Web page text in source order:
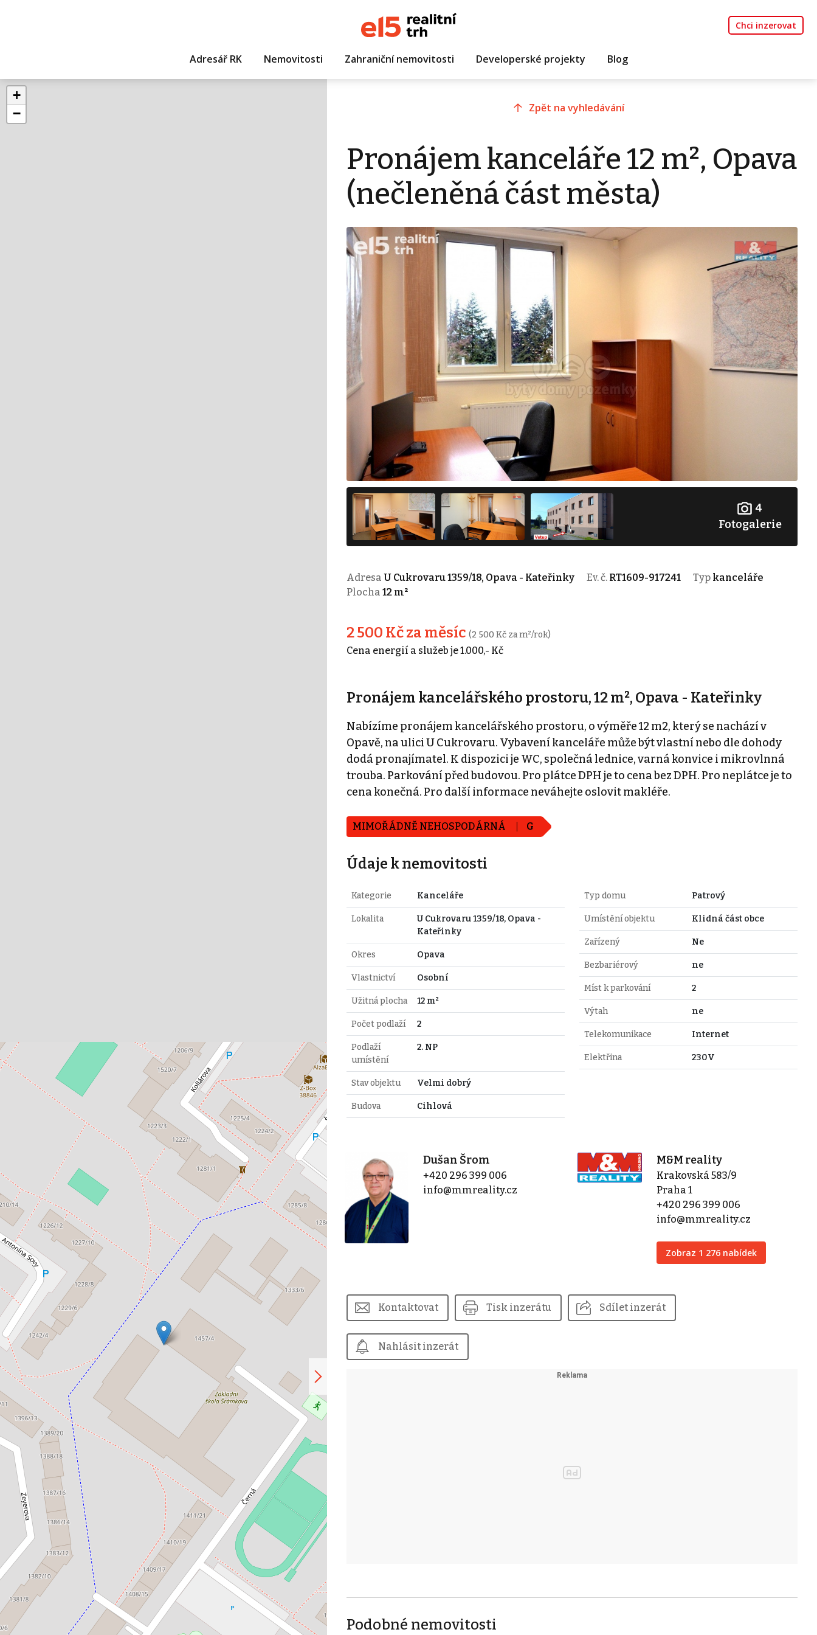
Chci inzerovat
Adresář RK Nemovitosti Zahraniční nemovitosti Developerské projekty Blog
+
−
Zpět na vyhledávání
Pronájem kanceláře 12 m², Opava
(nečleněná část města)
4
Fotogalerie
Adresa U Cukrovaru 1359/18, Opava - Kateřinky Ev. č. RT1609-917241 Typ kanceláře
Plocha 12 m²
2 500 Kč za měsíc (2 500 Kč za m²/rok)
Cena energií a služeb je 1.000,- Kč
Pronájem kancelářského prostoru, 12 m², Opava - Kateřinky
Nabízíme pronájem kancelářského prostoru, o výměře 12 m2, který se nachází v
Opavě, na ulici U Cukrovaru. Vybavení kanceláře může být vlastní nebo dle dohody
dodá pronajímatel. K dispozici je WC, společná lednice, varná konvice i mikrovlnná
trouba. Parkování před budovou. Pro plátce DPH je to cena bez DPH. Pro neplátce je to
cena konečná. Pro další informace neváhejte oslovit makléře.
MIMOŘÁDNĚ NEHOSPODÁRNÁ G
Údaje k nemovitosti
Kategorie Kanceláře
Lokalita
U Cukrovaru 1359/18, Opava -
Kateřinky
Okres Opava
Vlastnictví Osobní
Užitná plocha 12 m²
Počet podlaží 2
Podlaží
umístění
2. NP
Stav objektu Velmi dobrý
Budova Cihlová
Typ domu Patrový
Umístění objektu Klidná část obce
Zařízený Ne
Bezbariérový ne
Míst k parkování 2
Výtah ne
Telekomunikace Internet
Elektřina 230V
Dušan Šrom
+420 296 399 006
info@mmreality.cz
M&M reality
Krakovská 583/9
Praha 1
+420 296 399 006
info@mmreality.cz
Zobraz 1 276 nabídek
Kontaktovat Tisk inzerátu Sdílet inzerát
Nahlásit inzerát
Podobné nemovitosti